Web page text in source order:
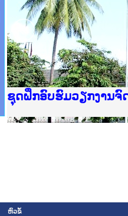
Ministry of Justice
ເຜີຍແຜ່ວັບໄຊຈົດໝາຍເ
ກະຊວງຍຸຕິທຳ
ຊຸດຝຶກອົບຮົມວຽກງານຈົ
ກອງປະຊຸມທົບທວນຄືນກ
ຝຶກອົບຮົມ ຜູ່ປະສານງາ
ຝຶກອົບຮົມ ຜູ່ປະສານງາ
ເຜີຍແຜ່ແອັບກົດໝາຍລາ
ເຜີຍແຜ່ແອັບກົດໝາຍລາ
ຍົກລະດັບວຽກງານຈົດໝ
ຊຸດຝຶກອົບຮົມວຽກງານຈົ
ຫົວຂໍ້